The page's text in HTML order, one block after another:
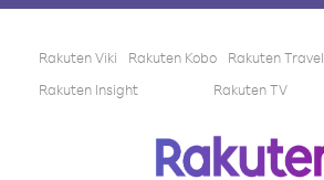
Rakuten Viki Rakuten Kobo Rakuten Travel
Rakuten Insight
Rakuten TV